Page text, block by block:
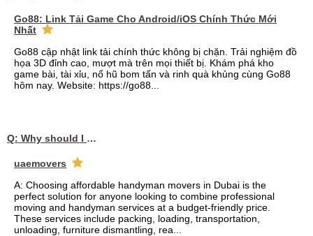
Go88: Link Tải Game Cho Android/iOS Chính Thức Mới
Nhất
Go88 cập nhật link tải chính thức không bị chặn. Trải nghiệm đồ
họa 3D đỉnh cao, mượt mà trên mọi thiết bị. Khám phá kho
game bài, tài xỉu, nổ hũ bom tấn và rinh quà khủng cùng Go88
hôm nay. Website: https://go88...
Q: Why should I choose affordable handyman movers in Dubai for my relocation and maintenance needs?
uaemovers
A: Choosing affordable handyman movers in Dubai is the
perfect solution for anyone looking to combine professional
moving and handyman services at a budget-friendly price.
These services include packing, loading, transportation,
unloading, furniture dismantling, rea...